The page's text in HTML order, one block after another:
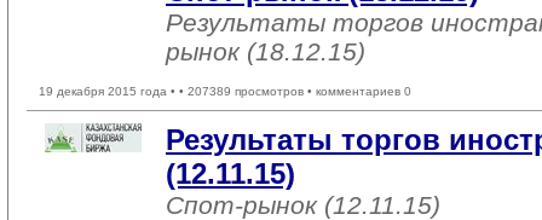
Результаты торгов
рынок (18.12.15)
19 декабря 2015 года • • 207389 просмотров • комментариев 0
Результаты торгов
(12.11.15)
Спот-рынок (12.11.15)